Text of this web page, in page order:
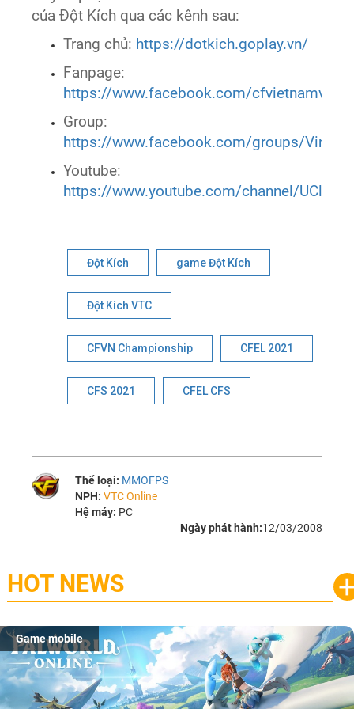
của Đột Kích qua các kênh sau:
Trang chủ: https://dotkich.goplay.vn/
Fanpage:
https://www.facebook.com/cfvietnamvtc
Group:
https://www.facebook.com/groups/
Youtube:
https://www.youtube.com/channel/
Đột Kích game Đột Kích
Đột Kích VTC
CFVN Championship CFEL 2021
CFS 2021 CFEL CFS
Thể loại: MMOFPS
NPH:VTC Online
Hệ máy: PC
Ngày phát hành:12/03/2008
HOT NEWS
Game mobile